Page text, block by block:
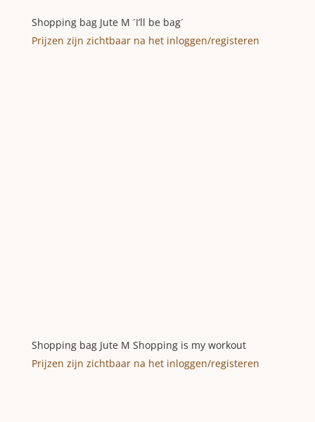
Shopping bag Jute M ´I’ll be bag´
Prijzen zijn zichtbaar na het inloggen/registeren
Shopping bag Jute M Shopping is my workout
Prijzen zijn zichtbaar na het inloggen/registeren